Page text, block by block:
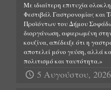
Με ιδιαίτερη επιτυχία
Φεστιβάλ Γαστρονομίας και
Προϊόντων του Δήμου
διοργάνωση, αφιερωμένη
κουζίνα, απέδειξε ότι η
αποτελεί μόνο γεύση, αλλά
πολιτισμό και ταυτότητα.»
5 Αυγούστου, 2026